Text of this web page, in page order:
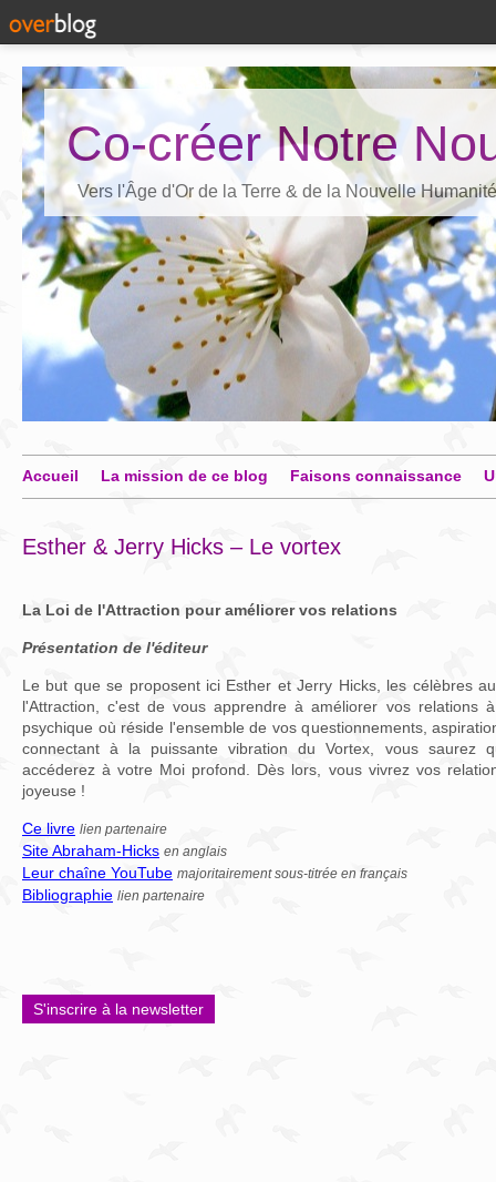
Co-créer Notre
Vers l'Âge d'Or de la Terre & de la Nouvelle Humanité
Accueil La mission de ce blog Faisons connaissance
Esther & Jerry Hicks – Le vortex
La Loi de l'Attraction pour améliorer vos relations
Présentation de l'éditeur
Le but que se proposent ici Esther et Jerry Hicks, les célèbres
l'Attraction, c'est de vous apprendre à améliorer vos relations
psychique où réside l'ensemble de vos questionnements,
connectant à la puissante vibration du Vortex, vous saurez
accéderez à votre Moi profond. Dès lors, vous vivrez vos
joyeuse !
Ce livre lien partenaire
Site Abraham-Hicks en anglais
Leur chaîne YouTube majoritairement sous-titrée en français
Bibliographie lien partenaire
S'inscrire à la newsletter